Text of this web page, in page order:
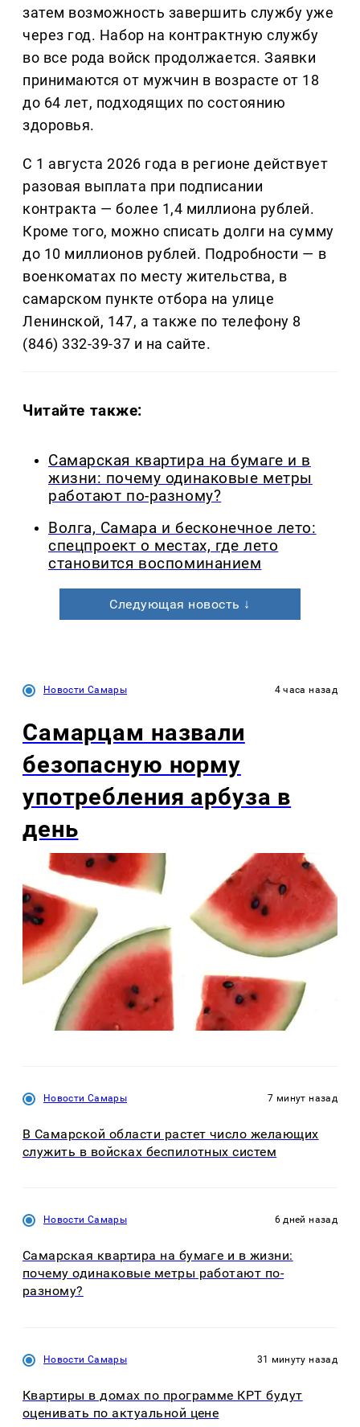
затем возможность завершить службу уже
через год. Набор на контрактную службу
во все рода войск продолжается. Заявки
принимаются от мужчин в возрасте от 18
до 64 лет, подходящих по состоянию
здоровья.
С 1 августа 2026 года в регионе действует
разовая выплата при подписании
контракта — более 1,4 миллиона рублей.
Кроме того, можно списать долги на сумму
до 10 миллионов рублей. Подробности — в
военкоматах по месту жительства, в
самарском пункте отбора на улице
Ленинской, 147, а также по телефону 8
(846) 332-39-37 и на сайте.
Читайте также:
Самарская квартира на бумаге и в
жизни: почему одинаковые метры
работают по-разному?
Волга, Самара и бесконечное лето:
спецпроект о местах, где лето
становится воспоминанием
Следующая новость ↓
Новости Самары 4 часа назад
Самарцам назвали
безопасную норму
употребления арбуза в
день
Новости Самары 7 минут назад
В Самарской области растет число желающих
служить в войсках беспилотных систем
Новости Самары 6 дней назад
Самарская квартира на бумаге и в жизни:
почему одинаковые метры работают по-
разному?
Новости Самары 31 минуту назад
Квартиры в домах по программе КРТ будут
оценивать по актуальной цене